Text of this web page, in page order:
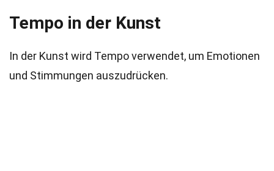
Tempo in der Kunst
In der Kunst wird Tempo verwendet, um Emotionen
und Stimmungen auszudrücken.